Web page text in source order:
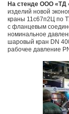
На стенде ООО
изделий новой
краны 11с67п2Ц по
с фланцевым
номинальное
шаровый кран DN
рабочее давление